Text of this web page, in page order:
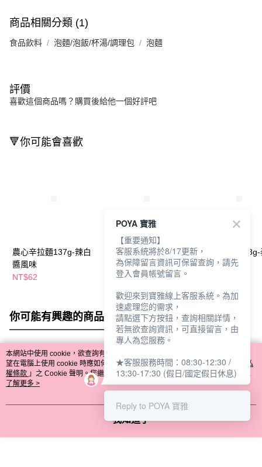
商品相關分類 (1)
食品飲料 泡麵/泡飯/杯湯/調理包 泡麵
評價
喜歡這個商品嗎？購買後給他一個好評吧
🔻你可能會喜歡
農心辛拉麵137g-辣白
醬風味
NT$62
農心辛拉麵大碗麵
117g-泰式酸辣味
NT$89
農心辛拉麵
酸辣味
你可能有興趣的商品 全站排行
熱門標籤
本網站中使用 cookie，欲查詢有關本網站使用 cookie 方式之詳情，及若您不希
望在電腦上使用 cookie 時應如何變更電腦的 cookie 設定，請參閱本網站「
隱私
權條款 」之 Cookie 聲明。您繼續使用本網站即表示您同意本公司得按本網站使
用條款之 Cookie 聲明使用 cookie。
了解更多 >
我知道了
POYA 寶雅
【重要通知】
客服系統將於8/17更新，
為保障留言資訊可保留查詢，請先
登入會員帳號留言。
歡迎來到寶雅線上客服系統。為加
速處理您的需求，
請點選下方按鈕，查詢相關詳情，
若無欲查詢資訊，可直接留言，由
專人為您服務。
★客服服務時間：08:30-12:30 /
13:30-17:30 (假日/國定假日休息)
Reply to POYA 寶雅